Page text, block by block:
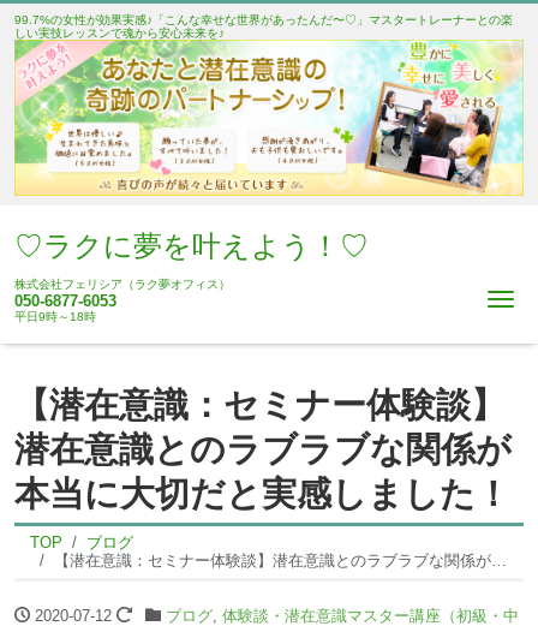
99.7%の女性が効果実感♪「こんな幸せな世界があったんだ〜♡」マスタートレーナーとの楽
しい実技レッスンで魂から安心未来を♪
♡ラクに夢を叶えよう！♡
株式会社フェリシア（ラク夢オフィス）
050-6877-6053
平日9時～18時
【潜在意識：セミナー体験談】
潜在意識とのラブラブな関係が
本当に大切だと実感しました！
TOP
ブログ
【潜在意識：セミナー体験談】潜在意識とのラブラブな関係が本当に大切だと実感しました！
2020-07-12 ブログ, 体験談・潜在意識マスター講座（初級・中